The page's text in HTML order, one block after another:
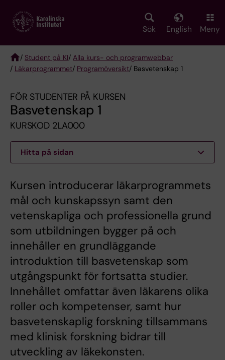
main
Sök English Meny
Breadcrumb
/ Student på KI/ Alla kurs- och programwebbar
/ Läkarprogrammet/ Programöversikt/ Basvetenskap 1
FÖR STUDENTER PÅ KURSEN
Basvetenskap 1
KURSKOD 2LA000
Hitta på sidan
Kursen introducerar läkarprogrammets
mål och kunskapssyn samt den
vetenskapliga och professionella grund
som utbildningen bygger på och
innehåller en grundläggande
introduktion till basvetenskap som
utgångspunkt för fortsatta studier.
Innehållet omfattar även läkarens olika
roller och kompetenser, samt hur
basvetenskaplig forskning tillsammans
med klinisk forskning bidrar till
utveckling av läkekonsten.